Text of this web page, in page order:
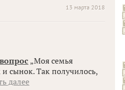
13 марта 2018
„Моя семья
и сынок. Так получилось,
далее